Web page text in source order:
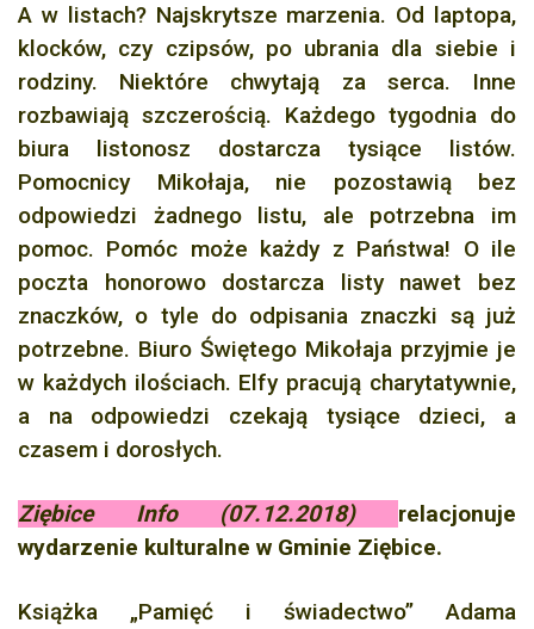
A w listach? Najskrytsze marzenia. Od laptopa,
klocków, czy czipsów, po ubrania dla siebie i
rodziny. Niektóre chwytają za serca. Inne
rozbawiają szczerością. Każdego tygodnia do
biura listonosz dostarcza tysiące listów.
Pomocnicy Mikołaja, nie pozostawią bez
odpowiedzi żadnego listu, ale potrzebna im
pomoc. Pomóc może każdy z Państwa! O ile
poczta honorowo dostarcza listy nawet bez
znaczków, o tyle do odpisania znaczki są już
potrzebne. Biuro Świętego Mikołaja przyjmie je
w każdych ilościach. Elfy pracują charytatywnie,
a na odpowiedzi czekają tysiące dzieci, a
czasem i dorosłych.
Ziębice Info (07.12.2018)
relacjonuje
wydarzenie kulturalne w Gminie Ziębice.
Książka „Pamięć i świadectwo” Adama